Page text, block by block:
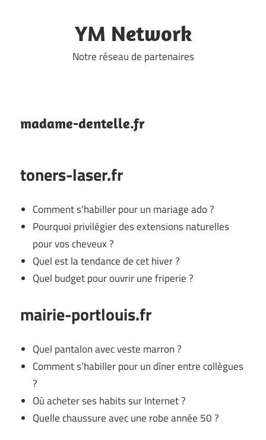
YM Network
Notre réseau de partenaires
madame-dentelle.fr
toners-laser.fr
Comment s’habiller pour un mariage ado ?
Pourquoi privilégier des extensions naturelles
pour vos cheveux ?
Quel est la tendance de cet hiver ?
Quel budget pour ouvrir une friperie ?
mairie-portlouis.fr
Quel pantalon avec veste marron ?
Comment s’habiller pour un dîner entre collègues
?
Où acheter ses habits sur Internet ?
Quelle chaussure avec une robe année 50 ?